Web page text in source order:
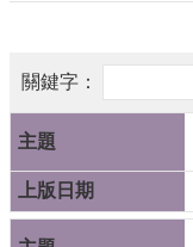
首
頁
網
站
導
覽
聯